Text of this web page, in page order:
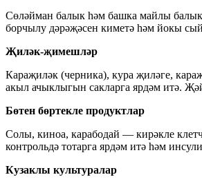
Сөләйман балык һәм башка майлы
борчылу дәрәҗәсен киметә һәм йокы
Җиләк-җимешләр
Караҗиләк (черника), кура җиләге,
акыл ачыклыгын сакларга ярдәм итә.
Бөтен бөртекле продуктлар
Солы, киноа, карабодай — кирәкле
контрольдә тотарга ярдәм итә һәм
Кузаклы культуралар